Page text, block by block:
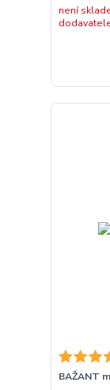
není
BAŽANT